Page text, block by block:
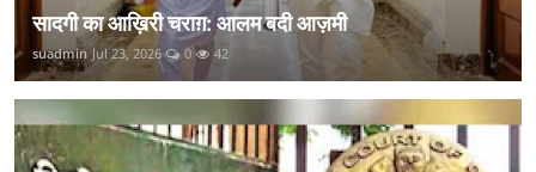
सादगी का आख़िरी चराग़: आलम बदी आज़मी
suadmin Jul 23, 2026 0 42